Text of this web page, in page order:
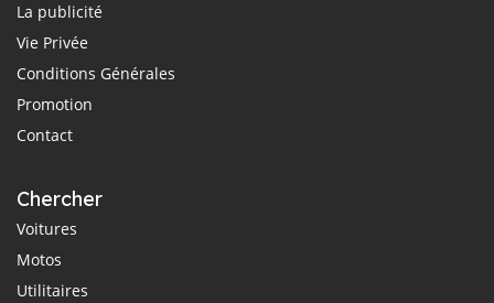
La publicité
Vie Privée
Conditions Générales
Promotion
Contact
Chercher
Voitures
Motos
Utilitaires